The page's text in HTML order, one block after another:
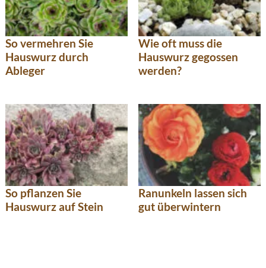
So vermehren Sie
Hauswurz durch
Ableger
Wie oft muss die
Hauswurz gegossen
werden?
So pflanzen Sie
Hauswurz auf Stein
Ranunkeln lassen sich
gut überwintern